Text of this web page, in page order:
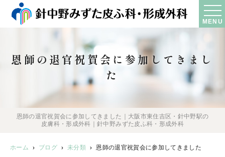
MENU
恩師の退官祝賀会に参加してきまし
た
恩師の退官祝賀会に参加してきました｜大阪市東住吉区・針中野駅の
皮膚科・形成外科｜針中野みずた皮ふ科・形成外科
ホーム ブログ 未分類 恩師の退官祝賀会に参加してきました